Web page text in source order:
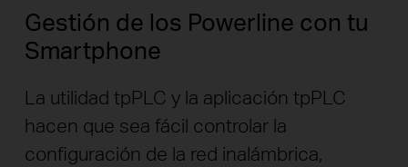
Gestión de los Powerline con tu
Smartphone
La utilidad tpPLC y la aplicación tpPLC
hacen que sea fácil controlar la
configuración de la red inalámbrica,